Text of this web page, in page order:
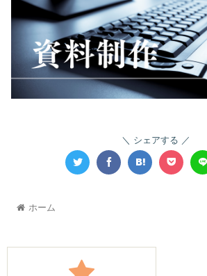
シェアする
ホーム